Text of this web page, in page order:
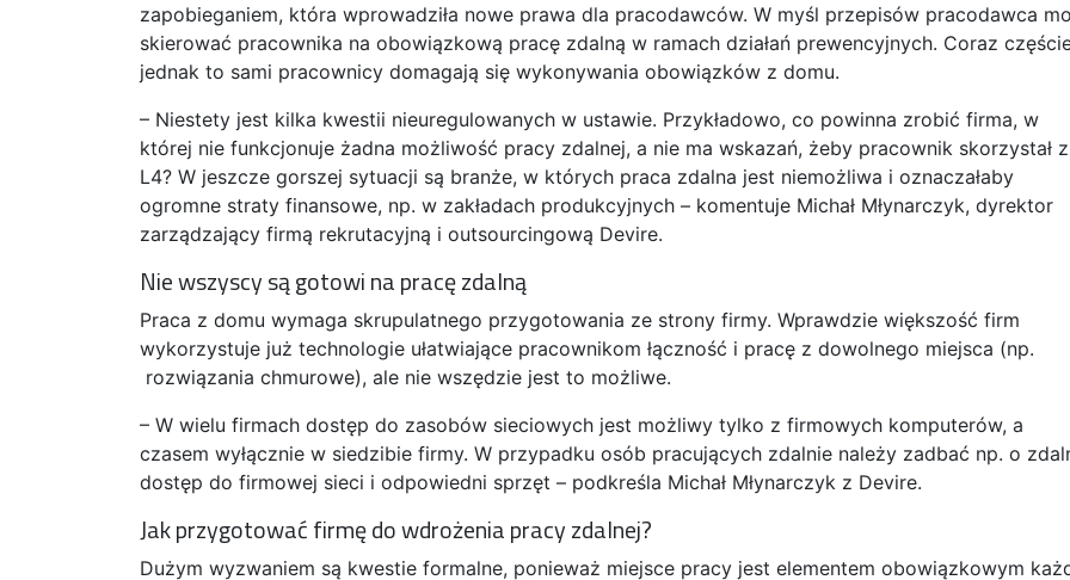
zapobieganiem, która wprowadziła nowe prawa dla pracodawców. W myśl przepisów pracodawca
skierować pracownika na obowiązkową pracę zdalną w ramach działań prewencyjnych. Coraz
jednak to sami pracownicy domagają się wykonywania obowiązków z domu.
– Niestety jest kilka kwestii nieuregulowanych w ustawie. Przykładowo, co powinna zrobić firma, w
której nie funkcjonuje żadna możliwość pracy zdalnej, a nie ma wskazań, żeby pracownik skorzystał z
L4? W jeszcze gorszej sytuacji są branże, w których praca zdalna jest niemożliwa i oznaczałaby
ogromne straty finansowe, np. w zakładach produkcyjnych – komentuje Michał Młynarczyk, dyrektor
zarządzający firmą rekrutacyjną i outsourcingową Devire.
Nie wszyscy są gotowi na pracę zdalną
Praca z domu wymaga skrupulatnego przygotowania ze strony firmy. Wprawdzie większość firm
wykorzystuje już technologie ułatwiające pracownikom łączność i pracę z dowolnego miejsca (np.
rozwiązania chmurowe), ale nie wszędzie jest to możliwe.
– W wielu firmach dostęp do zasobów sieciowych jest możliwy tylko z firmowych komputerów, a
czasem wyłącznie w siedzibie firmy. W przypadku osób pracujących zdalnie należy zadbać np. o
dostęp do firmowej sieci i odpowiedni sprzęt – podkreśla Michał Młynarczyk z Devire.
Jak przygotować firmę do wdrożenia pracy zdalnej?
Dużym wyzwaniem są kwestie formalne, ponieważ miejsce pracy jest elementem obowiązkowym